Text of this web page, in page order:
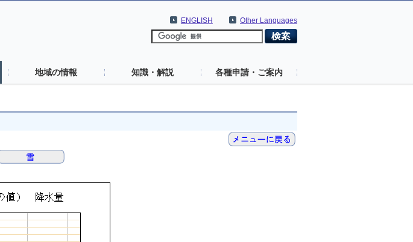
Other Languages
ENGLISH
地域の情報 知識・解説 各種申請・ご案内